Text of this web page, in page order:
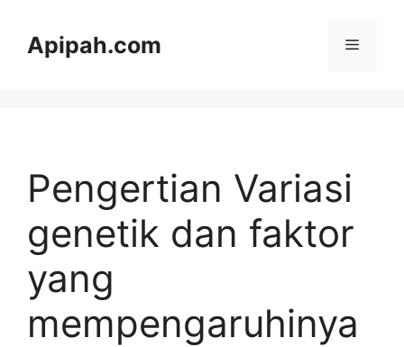
Apipah.com Menu
Pengertian Variasi
genetik dan faktor
yang
mempengaruhinya